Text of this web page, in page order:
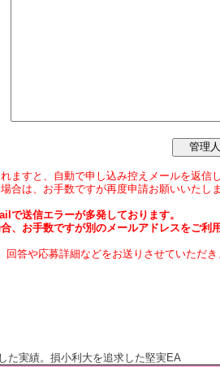
ますと、自動で申し込み控えメールを返信
合は、お手数ですが再度申請お願いいたし
送信エラーが多発しております。
お手数ですが別のメールアドレスをご利
回答や応募詳細などをお送りさせていただ
た実績。損小利大を追求した堅実EA